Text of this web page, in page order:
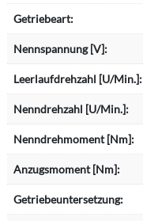
Getriebeart:
Nennspannung [V]:
Leerlaufdrehzahl [U/Min.]:
Nenndrehzahl [U/Min.]:
Nenndrehmoment [Nm]:
Anzugsmoment [Nm]:
Getriebeuntersetzung: